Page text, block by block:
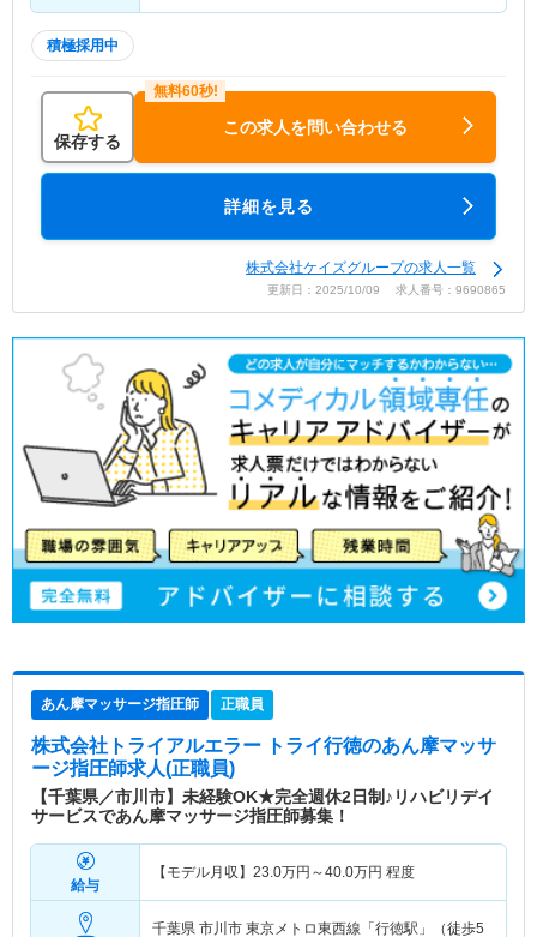
積極採用中
保存する
この求人を問い合わせる
詳細を見る
株式会社ケイズグループの求人一覧
更新日：2025/10/09 求人番号：9690865
あん摩マッサージ指圧師 正職員
株式会社トライアルエラー トライ行徳のあん摩マッサ
ージ指圧師求人(正職員)
【千葉県／市川市】未経験OK★完全週休2日制♪リハビリデイ
サービスであん摩マッサージ指圧師募集！
給与
【モデル月収】 23.0万円～40.0万円 程度
千葉県 市川市 東京メトロ東西線「行徳駅」（徒歩5